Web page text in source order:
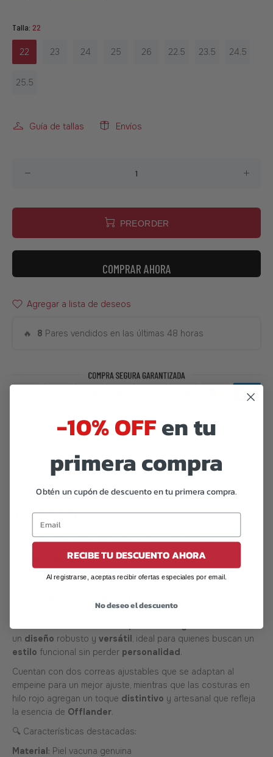
Talla: 22
22 23 24 25 26 22.5 23.5 24.5
25.5
Guía de tallas Envíos
PREORDER
COMPRAR AHORA
Agregar a lista de deseos
🔥 8 Pares vendidos en las últimas 48 horas
DESCRIPCIÓN
Sandalias Cerradas Offlander – Comodidad Segura con
Detalle Artesanal
una sandalia con la protección y firmeza de un calzado
un diseño robusto y versátil , ideal para quienes buscan un
estilo funcional sin perder personalidad.
Cuentan con dos correas ajustables que se adaptan al
empeine para un mejor ajuste, mientras que las costuras en
hilo rojo agregan un toque distintivo y artesanal que refleja
la esencia de Offlander.
🔍 Características destacadas:
Material: Piel vacuna genuina
-10% OFFen tu
primera compra
Obtén un cupón de descuento en tu primera compra.
RECIBE TU DESCUENTO AHORA
Al registrarse, aceptas recibir ofertas especiales por email.
No deseo el descuento